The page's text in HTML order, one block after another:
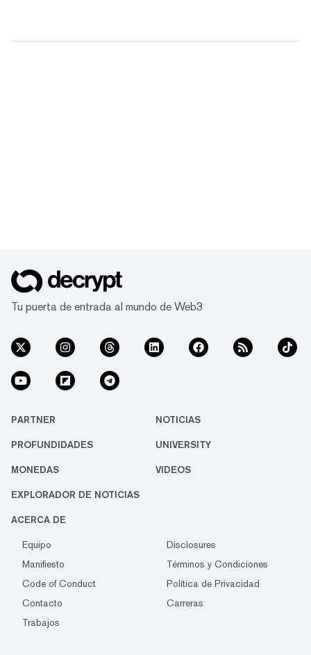
Tu puerta de entrada al mundo de Web3
PARTNER NOTICIAS
PROFUNDIDADES UNIVERSITY
MONEDAS VIDEOS
EXPLORADOR DE NOTICIAS
ACERCA DE
Equipo
Disclosures
Manifiesto
Términos y Condiciones
Code of Conduct
Política de Privacidad
Contacto
Carreras
Trabajos